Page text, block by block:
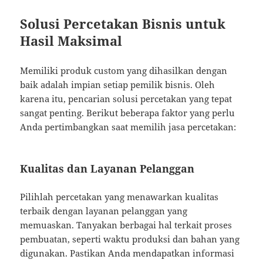
Solusi Percetakan Bisnis untuk
Hasil Maksimal
Memiliki produk custom yang dihasilkan dengan
baik adalah impian setiap pemilik bisnis. Oleh
karena itu, pencarian solusi percetakan yang tepat
sangat penting. Berikut beberapa faktor yang perlu
Anda pertimbangkan saat memilih jasa percetakan:
Kualitas dan Layanan Pelanggan
Pilihlah percetakan yang menawarkan kualitas
terbaik dengan layanan pelanggan yang
memuaskan. Tanyakan berbagai hal terkait proses
pembuatan, seperti waktu produksi dan bahan yang
digunakan. Pastikan Anda mendapatkan informasi